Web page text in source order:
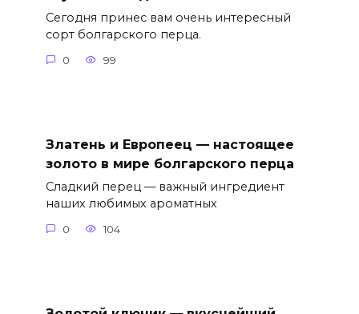
Сегодня принес вам очень интересный
сорт болгарского перца.
0 99
Златень и Европеец — настоящее
золото в мире болгарского перца
Сладкий перец — важный ингредиент
наших любимых ароматных
0 104